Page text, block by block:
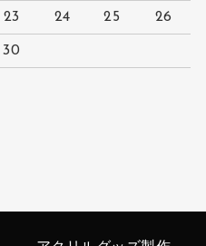
23 24 25 26
30